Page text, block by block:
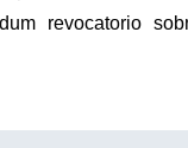
revocatorio